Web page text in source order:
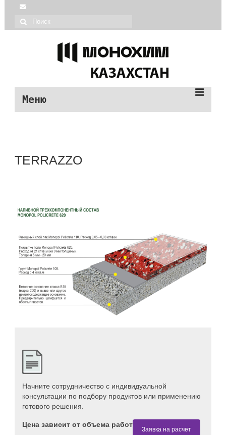
Меню
| Помощь
TERRAZZO
Начните сотрудничество с индивидуальной
консультации по подбору продуктов или применению
готового решения.
Цена зависит от объема работ
Заявка на расчет